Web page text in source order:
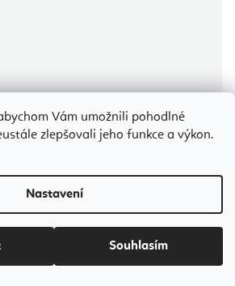
Vám umožnili pohodlné
zlepšovali jeho funkce a výkon.
Nastavení
Souhlasím